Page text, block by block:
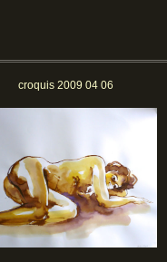
croquis 2009 04 06